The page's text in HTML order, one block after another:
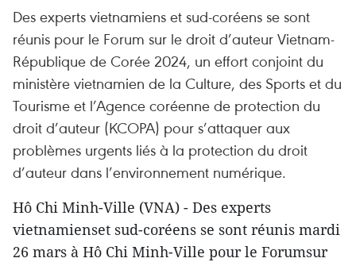
Des experts vietnamiens et sud-coréens se sont
réunis pour le Forum sur le droit d’auteur Vietnam-
République de Corée 2024, un effort conjoint du
ministère vietnamien de la Culture, des Sports et du
Tourisme et l’Agence coréenne de protection du
droit d’auteur (KCOPA) pour s’attaquer aux
problèmes urgents liés à la protection du droit
d’auteur dans l’environnement numérique.
Hô Chi Minh-Ville (VNA) - Des experts
vietnamienset sud-coréens se sont réunis mardi
26 mars à Hô Chi Minh-Ville pour le Forumsur